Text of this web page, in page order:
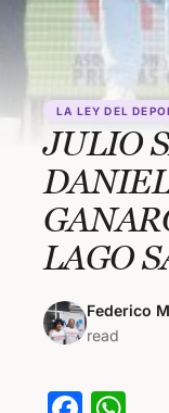
LA LEY DEL
JULIO
LAGO
Federico
read